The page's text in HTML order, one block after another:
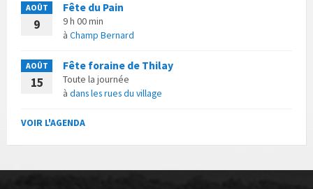
AOÛT
9
Fête du Pain
9 h 00 min
à Champ Bernard
AOÛT
15
Fête foraine de Thilay
Toute la journée
à dans les rues du village
VOIR L'AGENDA